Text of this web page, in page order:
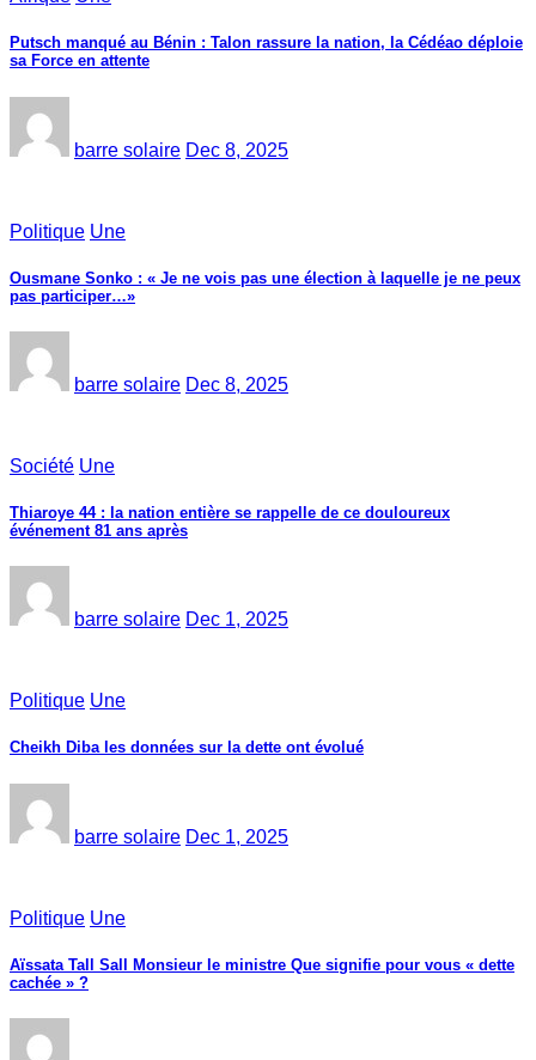
Putsch manqué au Bénin : Talon rassure la nation, la Cédéao déploie
sa Force en attente
barre solaire Dec 8, 2025
Politique Une
Ousmane Sonko : « Je ne vois pas une élection à laquelle je ne peux
pas participer…»
barre solaire Dec 8, 2025
Société Une
Thiaroye 44 : la nation entière se rappelle de ce douloureux
événement 81 ans après
barre solaire Dec 1, 2025
Politique Une
Cheikh Diba les données sur la dette ont évolué
barre solaire Dec 1, 2025
Politique Une
Aïssata Tall Sall Monsieur le ministre Que signifie pour vous « dette
cachée » ?